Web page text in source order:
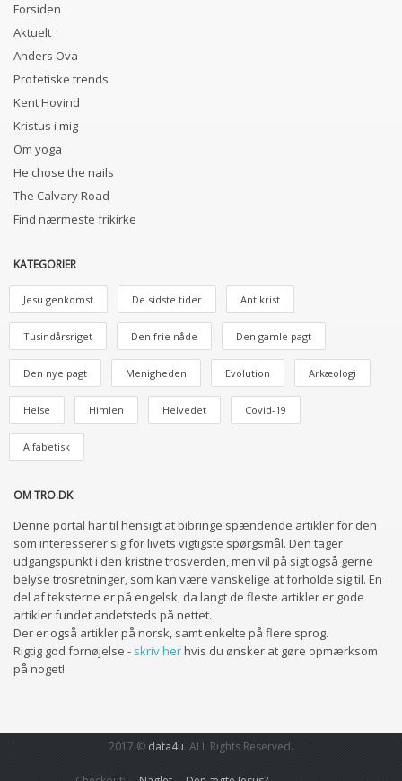
Forsiden
Aktuelt
Anders Ova
Profetiske trends
Kent Hovind
Kristus i mig
Om yoga
He chose the nails
The Calvary Road
Find nærmeste frikirke
KATEGORIER
Jesu genkomst De sidste tider Antikrist
Tusindårsriget Den frie nåde Den gamle pagt
Den nye pagt Menigheden Evolution Arkæologi
Helse Himlen Helvedet Covid-19
Alfabetisk
OM TRO.DK
Denne portal har til hensigt at bibringe spændende artikler for den
som interesserer sig for livets vigtigste spørgsmål. Den tager
udgangspunkt i den kristne trosverden, men vil på sigt også gerne
belyse trosretninger, som kan være vanskelige at forholde sig til. En
del af teksterne er på engelsk, da langt de fleste artikler er gode
artikler fundet andetsteds på nettet.
Der er også artikler på norsk, samt enkelte på flere sprog.
Rigtig god fornøjelse - skriv herhvis du ønsker at gøre opmærksom
på noget!
2017 © data4u. ALL Rights Reserved.